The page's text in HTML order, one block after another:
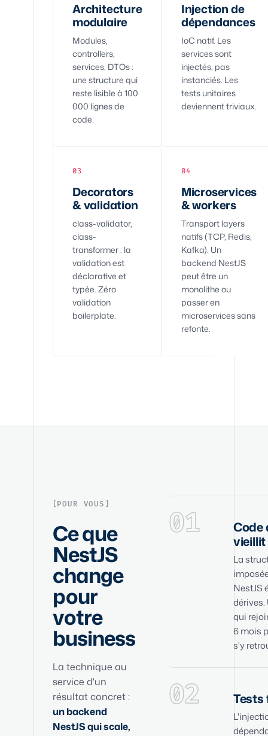
Architecture
modulaire
Modules,
controllers,
services, DTOs :
une structure qui
reste lisible à 100
000 lignes de
code.
Injection de
dépendances
IoC natif. Les
services sont
injectés, pas
instanciés. Les
tests unitaires
deviennent triviaux.
03
Decorators
& validation
class-validator,
class-
transformer : la
validation est
déclarative et
typée. Zéro
validation
boilerplate.
04
Microservices
& workers
Transport layers
natifs (TCP, Redis,
Kafka). Un
backend NestJS
peut être un
monolithe ou
passer en
microservices sans
refonte.
POUR VOUS
Ce que
NestJS
change
pour
votre
business
La technique au
service d'un
résultat concret :
un backend
NestJS qui scale,
01
Code
La
NestJS
dérives.
qui
6 mois
s'y
02 Tests